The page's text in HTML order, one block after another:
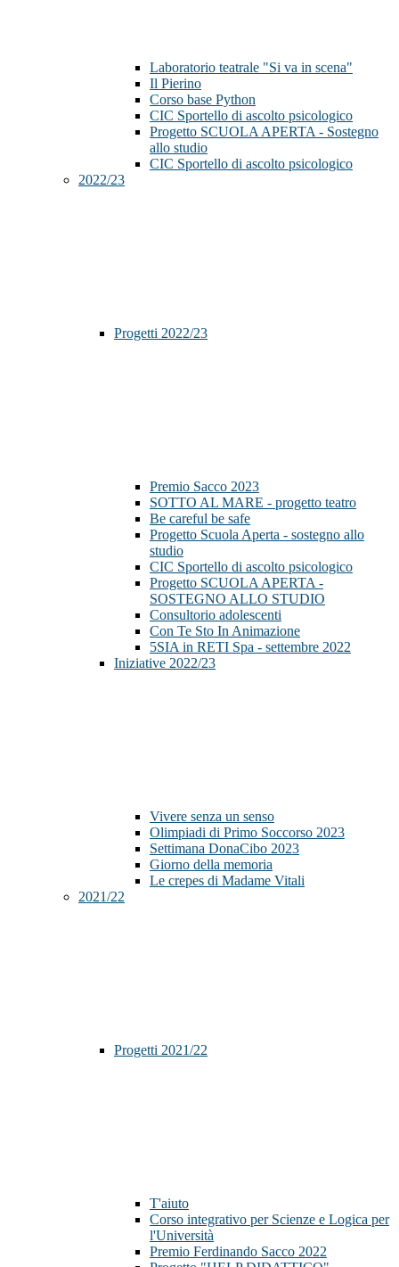
Laboratorio teatrale "Si va in scena"
Il Pierino
Corso base Python
CIC Sportello di ascolto psicologico
Progetto SCUOLA APERTA - Sostegno
allo studio
CIC Sportello di ascolto psicologico
2022/23
Progetti 2022/23
Premio Sacco 2023
SOTTO AL MARE - progetto teatro
Be careful be safe
Progetto Scuola Aperta - sostegno allo
studio
CIC Sportello di ascolto psicologico
Progetto SCUOLA APERTA -
SOSTEGNO ALLO STUDIO
Consultorio adolescenti
Con Te Sto In Animazione
5SIA in RETI Spa - settembre 2022
Iniziative 2022/23
Vivere senza un senso
Olimpiadi di Primo Soccorso 2023
Settimana DonaCibo 2023
Giorno della memoria
Le crepes di Madame Vitali
2021/22
Progetti 2021/22
T'aiuto
Corso integrativo per Scienze e Logica per
l'Università
Premio Ferdinando Sacco 2022